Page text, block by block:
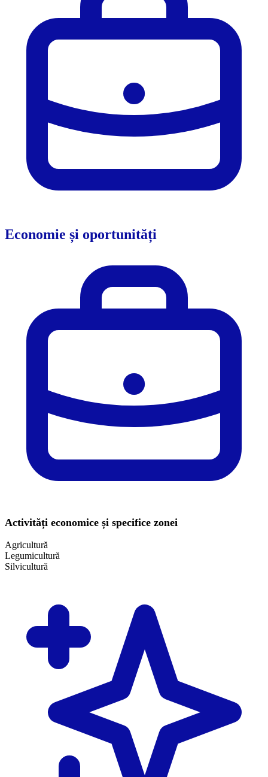
Economie și oportunități
Activități economice și specifice zonei
Agricultură
Legumicultură
Silvicultură